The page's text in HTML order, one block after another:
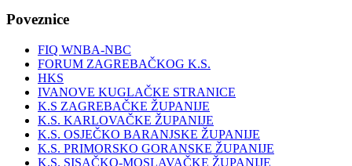
Poveznice
FIQ WNBA-NBC
FORUM ZAGREBAČKOG K.S.
HKS
IVANOVE KUGLAČKE STRANICE
K.S ZAGREBAČKE ŽUPANIJE
K.S. KARLOVAČKE ŽUPANIJE
K.S. OSJEČKO BARANJSKE ŽUPANIJE
K.S. PRIMORSKO GORANSKE ŽUPANIJE
K.S. SISAČKO-MOSLAVAČKE ŽUPANIJE